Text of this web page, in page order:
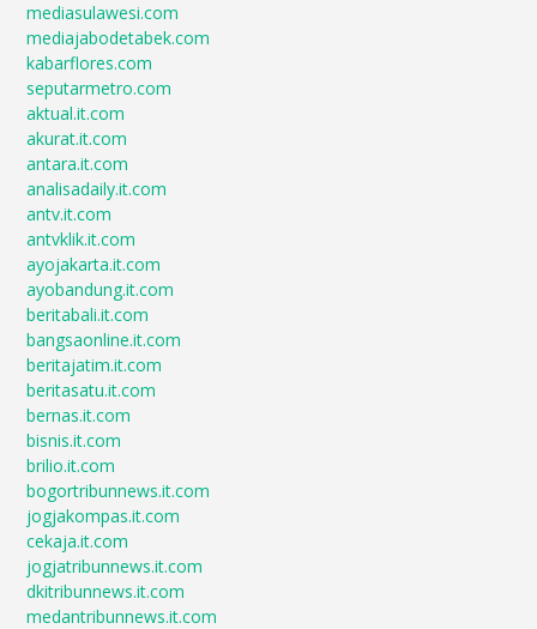
mediasulawesi.com
mediajabodetabek.com
kabarflores.com
seputarmetro.com
aktual.it.com
akurat.it.com
antara.it.com
analisadaily.it.com
antv.it.com
antvklik.it.com
ayojakarta.it.com
ayobandung.it.com
beritabali.it.com
bangsaonline.it.com
beritajatim.it.com
beritasatu.it.com
bernas.it.com
bisnis.it.com
brilio.it.com
bogortribunnews.it.com
jogjakompas.it.com
cekaja.it.com
jogjatribunnews.it.com
dkitribunnews.it.com
medantribunnews.it.com